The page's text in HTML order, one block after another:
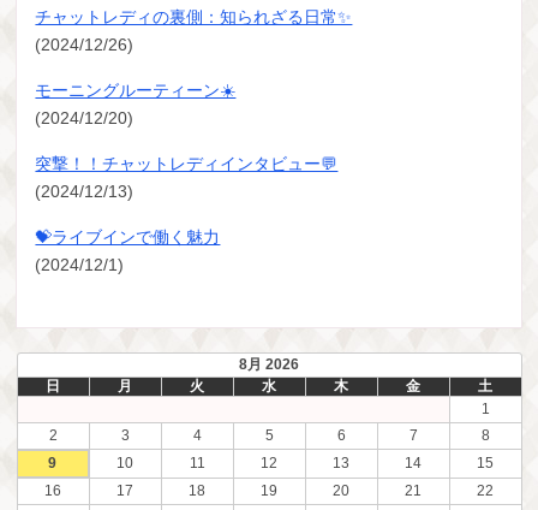
チャットレディの裏側：知られざる日常✨
(2024/12/26)
モーニングルーティーン☀️
(2024/12/20)
突撃！！チャットレディインタビュー💬
(2024/12/13)
💝ライブインで働く魅力
(2024/12/1)
8月 2026
日
月 火 水 木 金 土
1
2
3 4 5 6 7
8
9
10 11 12 13 14
15
16
17 18 19 20 21
22